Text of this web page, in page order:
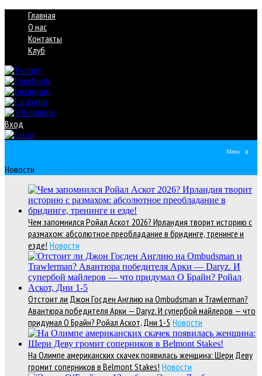
Главная
О нас
Контакты
Клуб
Вход
Menu ≡
Новости
Чем запомнился Ройал Аскот 2026? Ирландия творит историю с
размахом: абсолютное преобладание в бридинге, тренинге и
езде! Новости
Отстоит ли Джон Госден Англию на Ombudsman и Trawlerman?
Авантюра победителя Арки — Daryz. И супербой майлеров — что
придумал О Брайн? Ройал Аскот, Дни 1-5 Новости
На Олимпе американских скачек появилась женщина: Шери Деву
громит соперников в Belmont Stakes! Новости